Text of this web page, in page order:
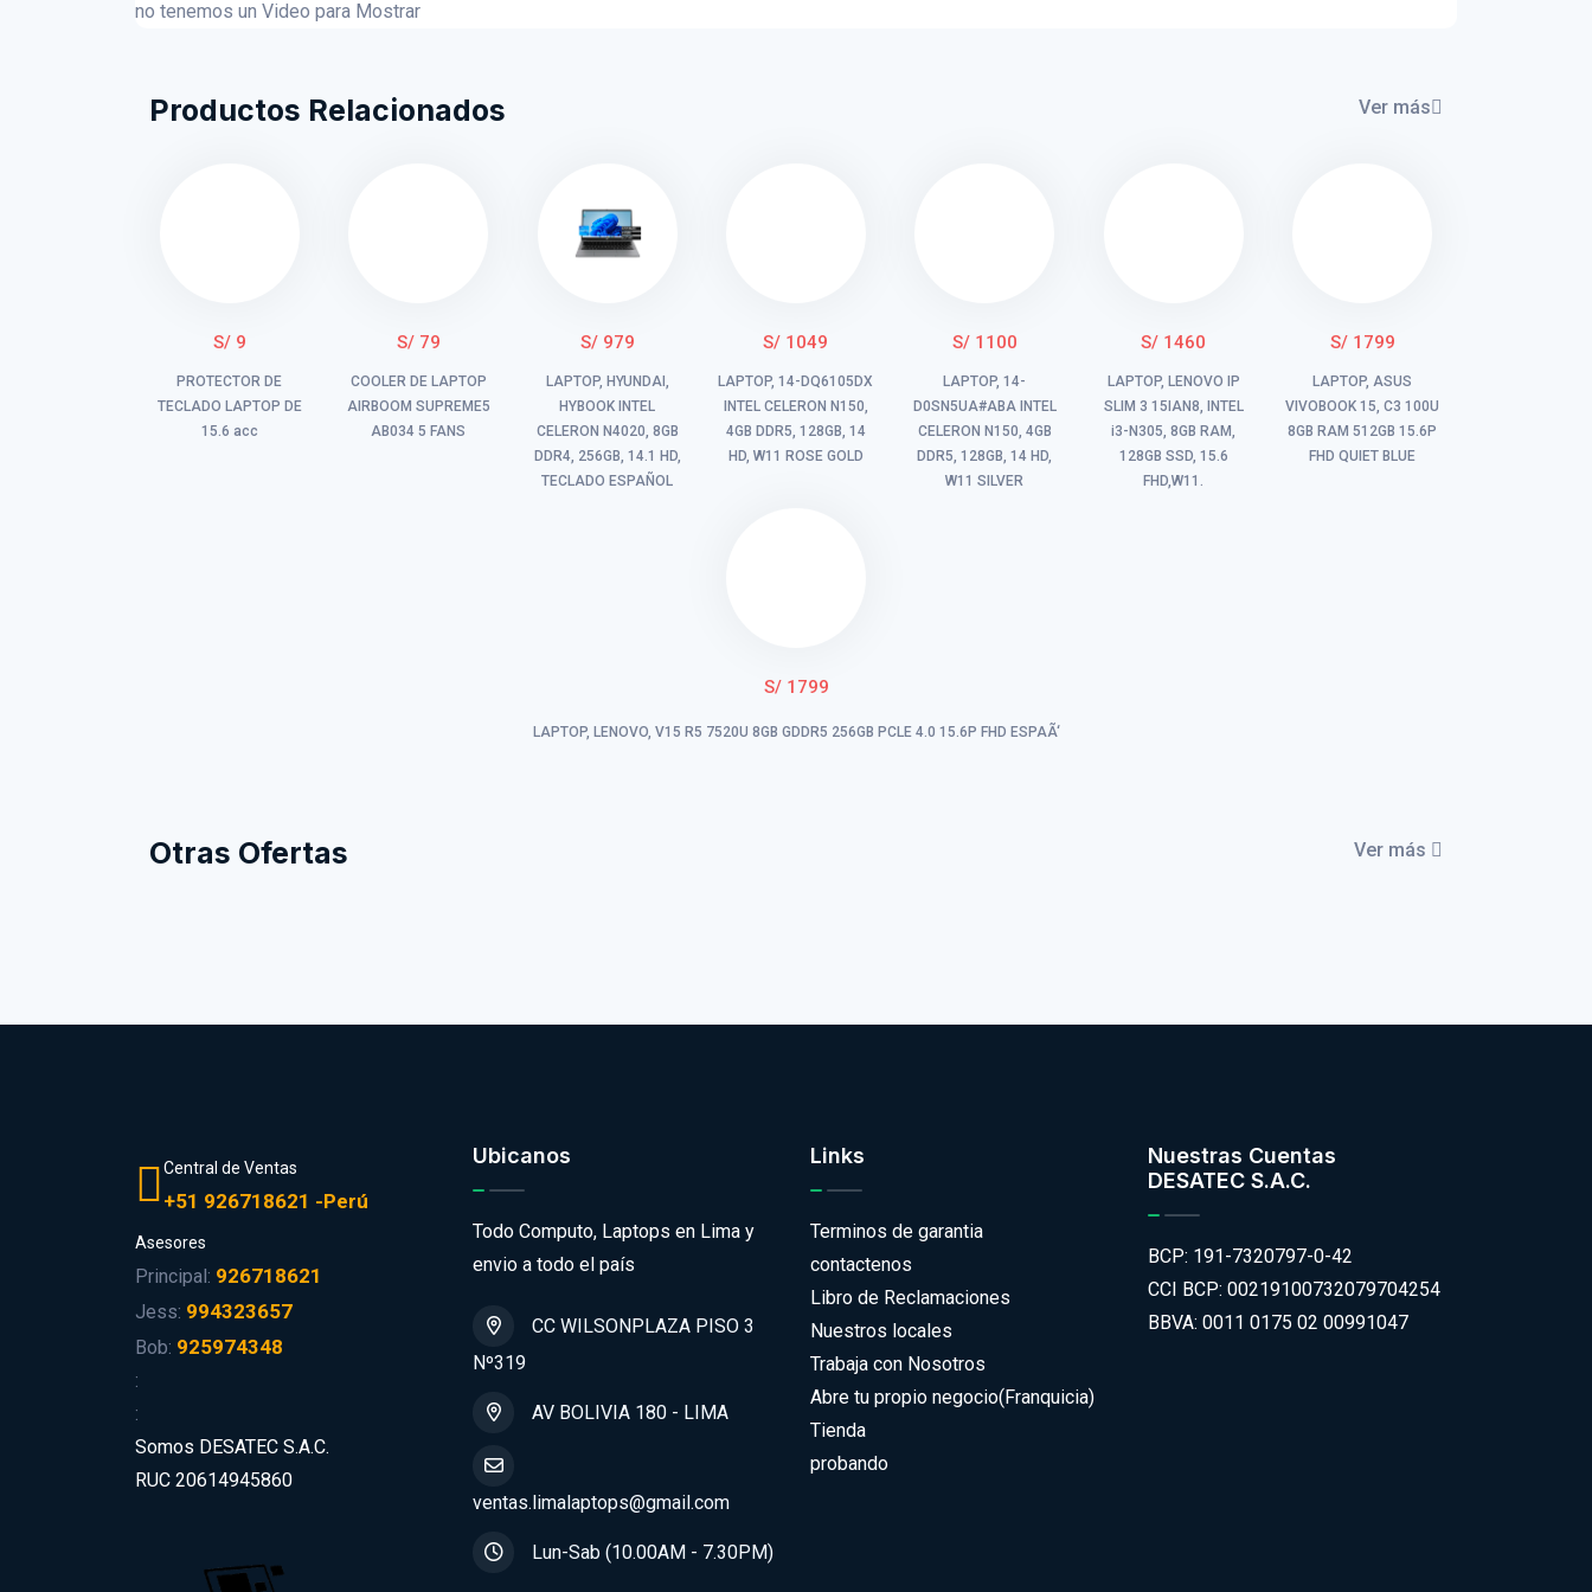
no tenemos un Video para Mostrar
Productos Relacionados Ver más
S/ 9
PROTECTOR DE
TECLADO LAPTOP DE
15.6 acc
S/ 79
COOLER DE LAPTOP
AIRBOOM SUPREME5
AB034 5 FANS
S/ 979
LAPTOP, HYUNDAI,
HYBOOK INTEL
CELERON N4020, 8GB
DDR4, 256GB, 14.1 HD,
TECLADO ESPAÑOL
S/ 1049
LAPTOP, 14-DQ6105DX
INTEL CELERON N150,
4GB DDR5, 128GB, 14
HD, W11 ROSE GOLD
S/ 1100
LAPTOP, 14-
D0SN5UA#ABA INTEL
CELERON N150, 4GB
DDR5, 128GB, 14 HD,
W11 SILVER
S/ 1460
LAPTOP, LENOVO IP
SLIM 3 15IAN8, INTEL
i3-N305, 8GB RAM,
128GB SSD, 15.6
FHD,W11.
S/ 1799
LAPTOP, ASUS
VIVOBOOK 15, C3 100U
8GB RAM 512GB 15.6P
FHD QUIET BLUE
S/ 1799
LAPTOP, LENOVO, V15 R5 7520U 8GB GDDR5 256GB PCLE 4.0 15.6P FHD ESPAÃ‘
Otras Ofertas Ver más
Central de Ventas
+51 926718621 -Perú
Asesores
Principal: 926718621
Jess: 994323657
Bob: 925974348
:
:
Somos DESATEC S.A.C.
RUC 20614945860
Ubicanos
Todo Computo, Laptops en Lima y
envio a todo el país
CC WILSONPLAZA PISO 3
Nº319
AV BOLIVIA 180 - LIMA
ventas.limalaptops@gmail.com
Lun-Sab (10.00AM - 7.30PM)
Links
Terminos de garantia
contactenos
Libro de Reclamaciones
Nuestros locales
Trabaja con Nosotros
Abre tu propio negocio(Franquicia)
Tienda
probando
Nuestras Cuentas
DESATEC S.A.C.
BCP: 191-7320797-0-42
CCI BCP: 00219100732079704254
BBVA: 0011 0175 02 00991047